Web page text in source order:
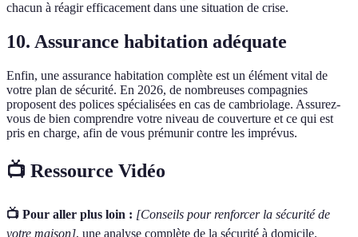
chacun à réagir efficacement dans une situation de crise.
10. Assurance habitation adéquate
Enfin, une assurance habitation complète est un élément vital de
votre plan de sécurité. En 2026, de nombreuses compagnies
proposent des polices spécialisées en cas de cambriolage. Assurez-
vous de bien comprendre votre niveau de couverture et ce qui est
pris en charge, afin de vous prémunir contre les imprévus.
📺 Ressource Vidéo
📺 Pour aller plus loin : [Conseils pour renforcer la sécurité de
votre maison], une analyse complète de la sécurité à domicile.